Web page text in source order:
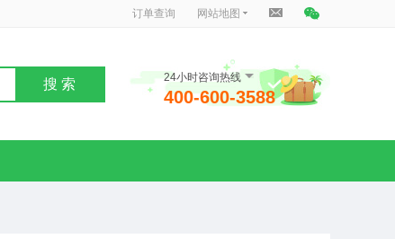
订单查询 网站地图
搜 索 24小时咨询热线
400-600-3588